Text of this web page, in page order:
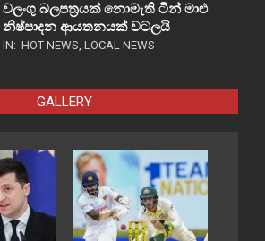
වලංගු බලපත්‍රයක් නොමැති ටින් මාළු
නිෂ්පාදන ආයතනයක් වටලයි
IN: HOT NEWS, LOCAL NEWS
GALLERY